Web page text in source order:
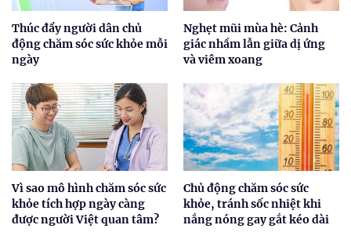
Thúc đẩy người dân chủ
động chăm sóc sức khỏe mỗi
ngày
Nghẹt mũi mùa hè: Cảnh
giác nhầm lẫn giữa dị ứng
và viêm xoang
Vì sao mô hình chăm sóc sức
khỏe tích hợp ngày càng
được người Việt quan tâm?
Chủ động chăm sóc sức
khỏe, tránh sốc nhiệt khi
nắng nóng gay gắt kéo dài